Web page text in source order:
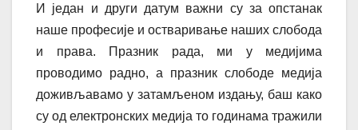
И један и други датум важни су за опстанак
наше професије и остваривање наших слобода
и права. Празник рада, ми у медијима
проводимо радно, а празник слободе медија
доживљавамо у затамљеном издању, баш како
су од електронских медија то годинама тражили